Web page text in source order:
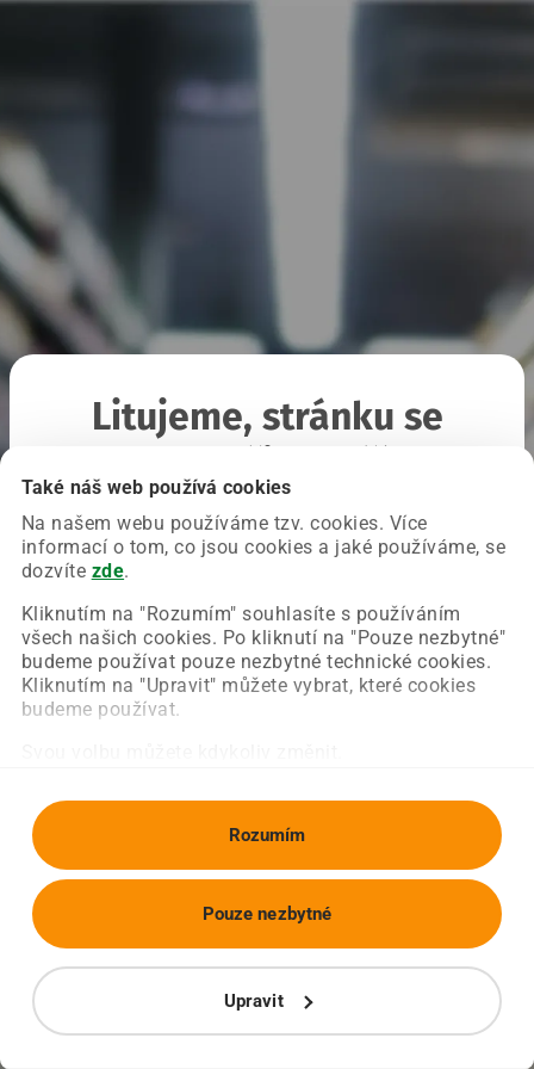
Také náš web používá cookies
Na našem webu používáme tzv. cookies. Více
informací o tom, co jsou cookies a jaké používáme, se
dozvíte zde.
Kliknutím na "Rozumím" souhlasíte s používáním
všech našich cookies. Po kliknutí na "Pouze nezbytné"
budeme používat pouze nezbytné technické cookies.
Kliknutím na "Upravit" můžete vybrat, které cookies
budeme používat.
Rozumím
Upravit
Pouze nezbytné
Litujeme, stránku se
Chyba nastala na naší straně a už ji opravujeme.
Zkuste prosím znovu načíst požadovanou stránku.
Obnovit stránku Úvodní strana